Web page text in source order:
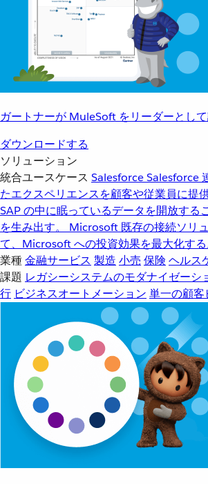
ガートナーが MuleSoft をリーダーとし
ダウンロードする
ソリューション
統合ユースケース SalesforceSalesforce
たエクスペリエンスを顧客や従業員に提
SAP の中に眠っているデータを開放する
を生み出す。
Microsoft 既存の接続ソリ
て、Microsoft への投資効果を最大化する
業種金融サービス 製造 小売 保険 ヘルス
課題 レガシーシステムのモダナイゼーシ
行 ビジネスオートメーション 単一の顧客